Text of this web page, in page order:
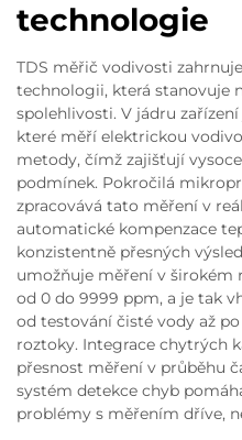
technologie
TDS měřič vodivosti
technologii, která stanovuje
spolehlivosti. V jádru
které měří elektrickou
metody, čímž zajišťují
podmínek. Pokročilá
zpracovává tato měření v
automatické kompenzace
konzistentně přesných
umožňuje měření v širokém
od 0 do 9999 ppm, a je tak
od testování čisté vody až
roztoky. Integrace chytrých
přesnost měření v průběhu
systém detekce chyb
problémy s měřením dříve,